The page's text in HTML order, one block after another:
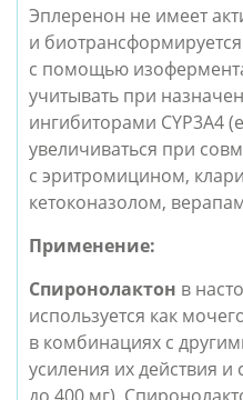
Эплеренон не имеет
и
с помощью изофермента
учитывать при
ингибиторами CYP3A4
увеличиваться при
с эритромицином,
кетоконазолом,
Применение:
Спиронолактон в
используется как
в комбинациях с
усиления их действия и